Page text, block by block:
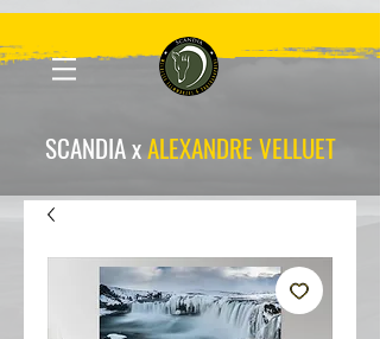
SCANDIA xALEXANDRE VELLUET